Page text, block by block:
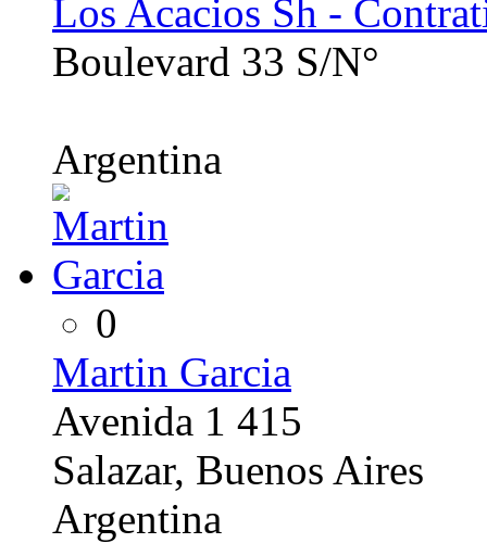
Los Acacios Sh -
Boulevard 33 S/N°
Argentina
0
Martin Garcia
Avenida 1 415
Salazar, Buenos Aires
Argentina